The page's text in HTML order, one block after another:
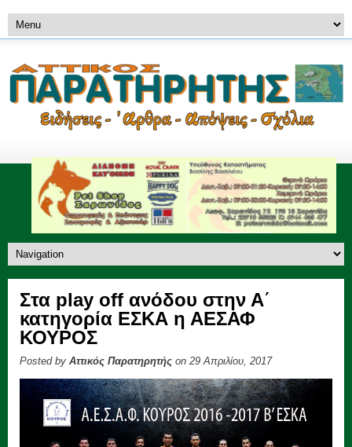
Στα play off ανόδου στην Α΄
κατηγορία ΕΣΚΑ η ΑΕΣΑΦ
ΚΟΥΡΟΣ
Posted by Αττικός Παρατηρητής on 29 Απριλίου, 2017